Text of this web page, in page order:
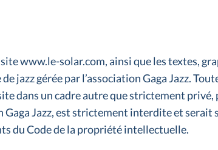
www.le-solar.com, ainsi que les textes,
jazz gérée par l’association Gaga Jazz.
dans un cadre autre que strictement
Gaga Jazz, est strictement interdite et
du Code de la propriété intellectuelle.